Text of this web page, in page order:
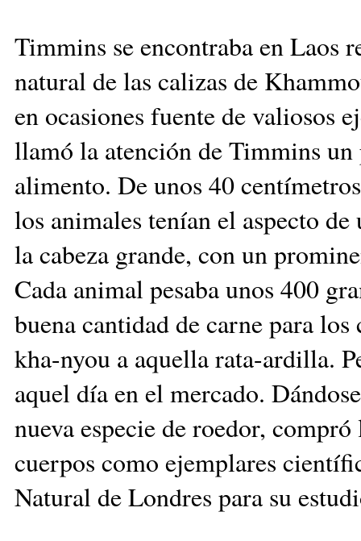
Timmins se encontraba en Laos
natural de las calizas de
en ocasiones fuente de va­lio­sos
llamó la aten­ción de Timmins
alimento. De unos 40
los animales tenían el aspecto
la cabeza grande, con un
Cada animal pesaba unos 400
buena cantidad de carne para
kha-nyou a aquella rata-ardilla.
aquel día en el mercado.
nueva especie de roe­dor,
cuerpos como ejemplares
Natural de Londres para su